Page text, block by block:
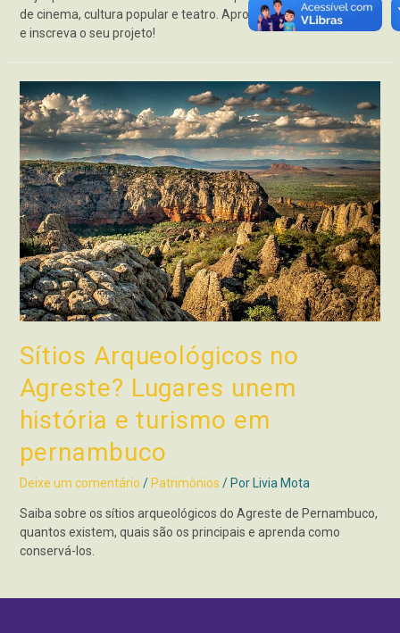
de cinema, cultura popular e teatro. Aproveita as oportunidades
e inscreva o seu projeto!
Sítios Arqueológicos no
Agreste? Lugares unem
história e turismo em
pernambuco
Deixe um comentário /Patrimônios / PorLivia Mota
Saiba sobre os sítios arqueológicos do Agreste de Pernambuco,
quantos existem, quais são os principais e aprenda como
conservá-los.